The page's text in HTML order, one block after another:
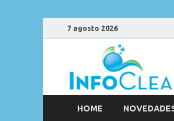
7 agosto 2026
HOME